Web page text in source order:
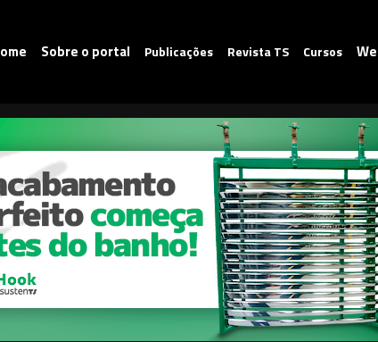
Sobre o portal Publicações Revista TS Cursos